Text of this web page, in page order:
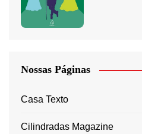
Nossas Páginas
Casa Texto
Cilindradas Magazine